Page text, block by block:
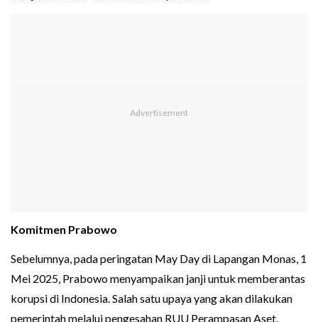
Komitmen Prabowo
Sebelumnya, pada peringatan May Day di Lapangan Monas, 1
Mei 2025, Prabowo menyampaikan janji untuk memberantas
korupsi di Indonesia. Salah satu upaya yang akan dilakukan
pemerintah melalui pengesahan RUU Perampasan Aset.